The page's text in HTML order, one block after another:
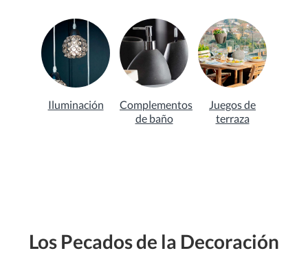
Iluminación
Complementos
de baño
Juegos de
terraza
Los Pecados de la Decoración